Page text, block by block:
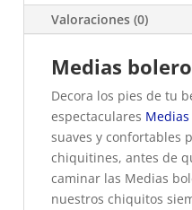
Valoraciones (0)
Medias
Decora los pies de tu
espectaculares
suaves y confortables
chiquitines, antes de
caminar las Medias
nuestros chiquitos